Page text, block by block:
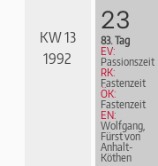
KW 13
1992
23
83. Tag
EV:
Passionszeit
RK:
Fastenzeit
ÖK:
Fastenzeit
EN:
Wolfgang,
Fürst von
Anhalt-
Köthen